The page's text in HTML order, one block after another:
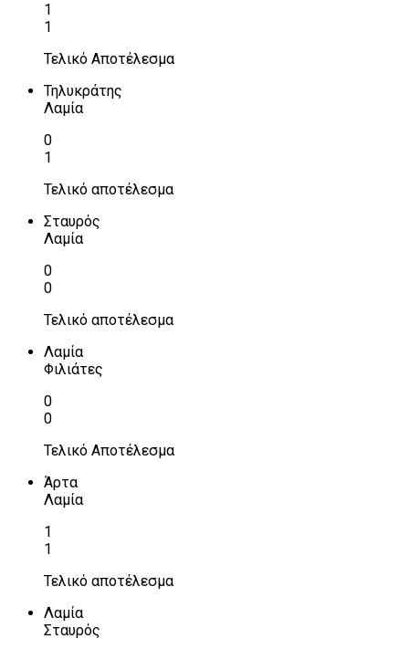
1
1
Τελικό Αποτέλεσμα
Τηλυκράτης
Λαμία
0
1
Τελικό αποτέλεσμα
Σταυρός
Λαμία
0
0
Τελικό αποτέλεσμα
Λαμία
Φιλιάτες
0
0
Τελικό Αποτέλεσμα
Άρτα
Λαμία
1
1
Τελικό αποτέλεσμα
Λαμία
Σταυρός